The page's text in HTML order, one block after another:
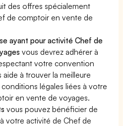
des offres spécialement
de comptoir en vente de
ayant pour activité Chef de
vous devrez adhérer à
votre convention
à trouver la meilleure
légales liées à votre
en vente de voyages.
vous pouvez bénéficier de
votre activité de Chef de